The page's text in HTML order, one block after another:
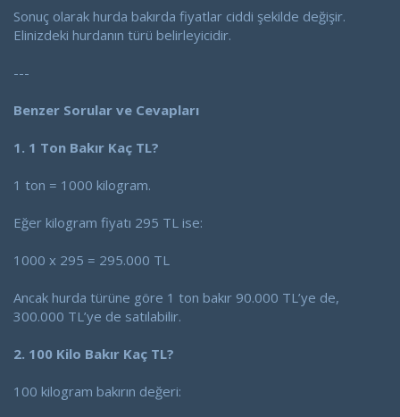
Sonuç olarak hurda bakırda fiyatlar ciddi şekilde değişir.
Elinizdeki hurdanın türü belirleyicidir.
---
Benzer Sorular ve Cevapları
1. 1 Ton Bakır Kaç TL?
1 ton = 1000 kilogram.
Eğer kilogram fiyatı 295 TL ise:
1000 x 295 = 295.000 TL
Ancak hurda türüne göre 1 ton bakır 90.000 TL’ye de,
300.000 TL’ye de satılabilir.
2. 100 Kilo Bakır Kaç TL?
100 kilogram bakırın değeri: